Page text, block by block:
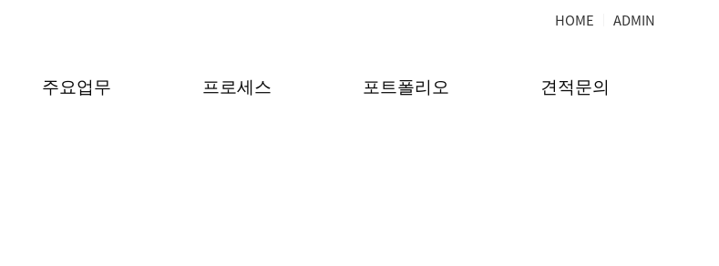
HOME ADMIN
주요업무 프로세스 포트폴리오 견적문의